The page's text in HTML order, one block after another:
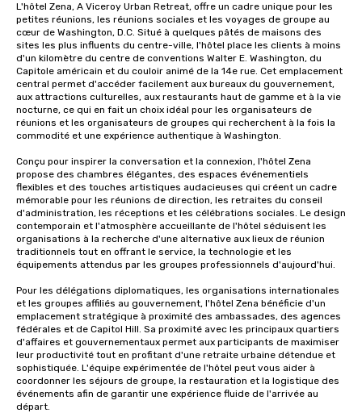
L'hôtel Zena, A Viceroy Urban Retreat, offre un cadre unique pour les
petites réunions, les réunions sociales et les voyages de groupe au
cœur de Washington, D.C. Situé à quelques pâtés de maisons des
sites les plus influents du centre-ville, l'hôtel place les clients à moins
d'un kilomètre du centre de conventions Walter E. Washington, du
Capitole américain et du couloir animé de la 14e rue. Cet emplacement
central permet d'accéder facilement aux bureaux du gouvernement,
aux attractions culturelles, aux restaurants haut de gamme et à la vie
nocturne, ce qui en fait un choix idéal pour les organisateurs de
réunions et les organisateurs de groupes qui recherchent à la fois la
commodité et une expérience authentique à Washington.
Conçu pour inspirer la conversation et la connexion, l'hôtel Zena
propose des chambres élégantes, des espaces événementiels
flexibles et des touches artistiques audacieuses qui créent un cadre
mémorable pour les réunions de direction, les retraites du conseil
d'administration, les réceptions et les célébrations sociales. Le design
contemporain et l'atmosphère accueillante de l'hôtel séduisent les
organisations à la recherche d'une alternative aux lieux de réunion
traditionnels tout en offrant le service, la technologie et les
équipements attendus par les groupes professionnels d'aujourd'hui.
Pour les délégations diplomatiques, les organisations internationales
et les groupes affiliés au gouvernement, l'hôtel Zena bénéficie d'un
emplacement stratégique à proximité des ambassades, des agences
fédérales et de Capitol Hill. Sa proximité avec les principaux quartiers
d'affaires et gouvernementaux permet aux participants de maximiser
leur productivité tout en profitant d'une retraite urbaine détendue et
sophistiquée. L'équipe expérimentée de l'hôtel peut vous aider à
coordonner les séjours de groupe, la restauration et la logistique des
événements afin de garantir une expérience fluide de l'arrivée au
départ.